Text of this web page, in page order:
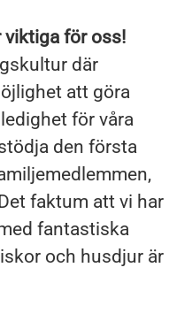
viktiga för oss!
där
att göra
för våra
den första
faktum att vi har
fantastiska
och husdjur är